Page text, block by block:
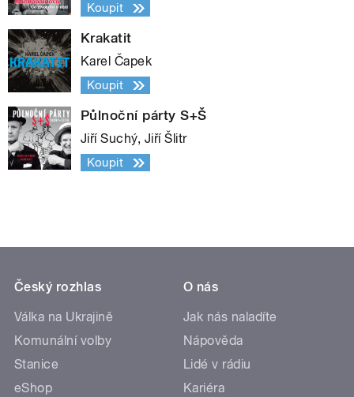
Koupit
Krakatit
Karel Čapek
Koupit
Půlnoční párty S+Š
Jiří Suchý, Jiří Šlitr
Koupit
Český rozhlas
Válka na Ukrajině
Komunální volby
Stanice
eShop
O nás
Jak nás naladíte
Nápověda
Lidé v rádiu
Kariéra